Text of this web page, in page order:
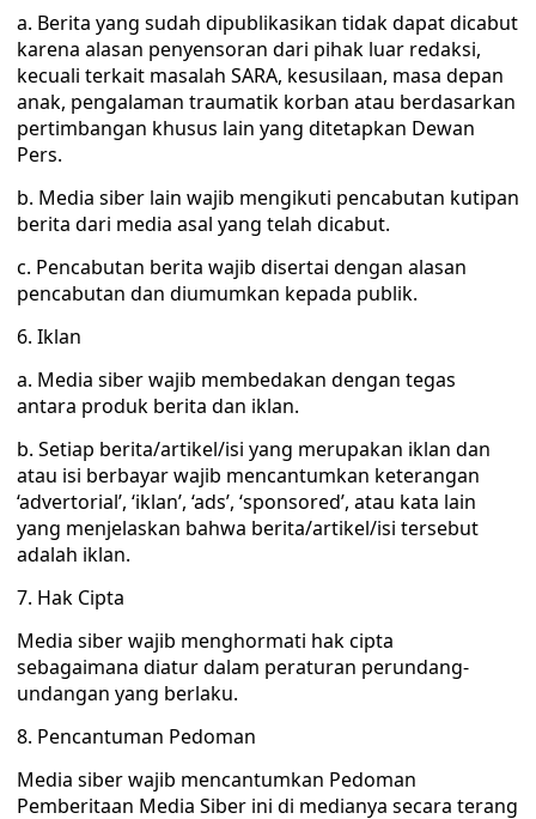
a. Berita yang sudah dipublikasikan tidak dapat dicabut
karena alasan penyensoran dari pihak luar redaksi,
kecuali terkait masalah SARA, kesusilaan, masa depan
anak, pengalaman traumatik korban atau berdasarkan
pertimbangan khusus lain yang ditetapkan Dewan
Pers.
b. Media siber lain wajib mengikuti pencabutan kutipan
berita dari media asal yang telah dicabut.
c. Pencabutan berita wajib disertai dengan alasan
pencabutan dan diumumkan kepada publik.
6. Iklan
a. Media siber wajib membedakan dengan tegas
antara produk berita dan iklan.
b. Setiap berita/artikel/isi yang merupakan iklan dan
atau isi berbayar wajib mencantumkan keterangan
‘advertorial’, ‘iklan’, ‘ads’, ‘sponsored’, atau kata lain
yang menjelaskan bahwa berita/artikel/isi tersebut
adalah iklan.
7. Hak Cipta
Media siber wajib menghormati hak cipta
sebagaimana diatur dalam peraturan perundang-
undangan yang berlaku.
8. Pencantuman Pedoman
Media siber wajib mencantumkan Pedoman
Pemberitaan Media Siber ini di medianya secara terang